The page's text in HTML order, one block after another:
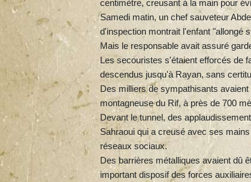
centimètre, creusant à la main pour
Samedi matin, un chef sauveteur
d'inspection montrait l'enfant "allongé
Mais le responsable avait assuré
Les secouristes s'étaient efforcés de
descendus jusqu'à Rayan, sans
Des milliers de sympathisants
montagneuse du Rif, à près de 700
Devant le tunnel, des
Sahraoui qui a creusé avec ses
réseaux sociaux.
Des barrières métalliques avaient dû
important disposif des forces